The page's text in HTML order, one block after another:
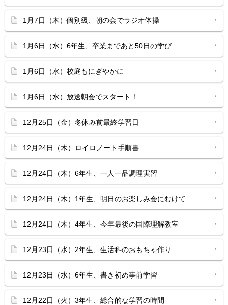
1月7日（木）個別級、朝の会でラジオ体操
1月6日（水）6年生、卒業まであと50日の学び
1月6日（水）校庭もにぎやかに
1月6日（水）放送朝会でスタート！
12月25日（金）冬休み前最終学習日
12月24日（木）ロイロノート手順書
12月24日（木）6年生、一人一品調理実習
12月24日（木）1年生、明日のお楽しみ会にむけて
12月24日（木）4年生、今年最後の国際理解教室
12月23日（水）2年生、生活科のおもちゃ作り
12月23日（水）6年生、書き初め事前学習
12月22日（火）3年生、総合的な学習の時間